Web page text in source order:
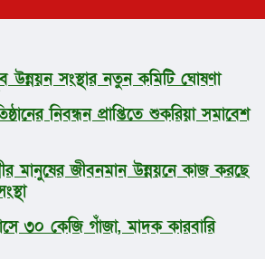
উন্নয়ন সংস্থার নতুন কমিটি ঘোষণা
নিবন্ধন প্রাপ্তিতে শুকরিয়া সমাবেশ
মানুষের জীবনমান উন্নয়নে কাজ করছে
৩০ কেজি গাঁজা, মাদক কারবারি